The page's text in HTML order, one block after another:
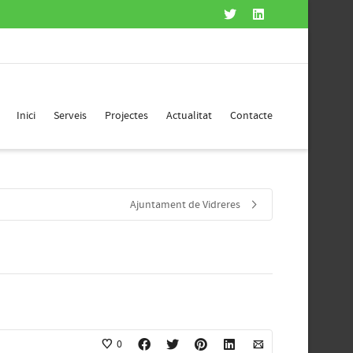
Inici Serveis Projectes Actualitat Contacte
Ajuntament de Vidreres
0